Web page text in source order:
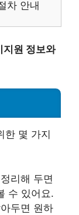
차 안내
지원 정보와
한 몇 가지
리해 두면
수 있어요.
두면 원하